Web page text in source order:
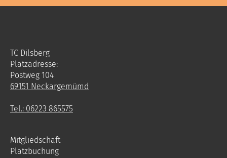
TC Dilsberg
Platzadresse:
Postweg 104
69151 Neckargemümd
Tel.: 06223 865575
Mitgliedschaft
Platzbuchung